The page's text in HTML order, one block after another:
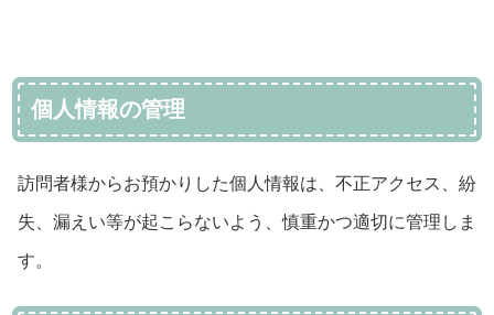
個人情報の管理
訪問者様からお預かりした個人情報は、不正アクセス、紛
失、漏えい等が起こらないよう、慎重かつ適切に管理しま
す。